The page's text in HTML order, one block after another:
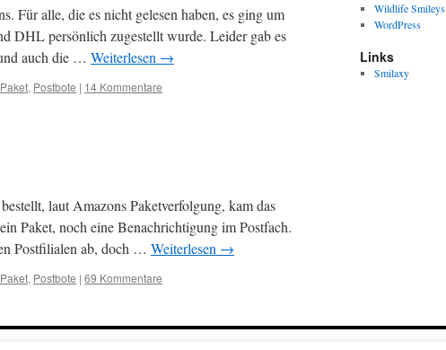
Für alle, die es nicht gelesen haben, es ging um
DHL persönlich zugestellt wurde. Leider gab es
auch die … Weiterlesen →
Paket, Postbote | 14 Kommentare
laut Amazons Paketverfolgung, kam das
Paket, noch eine Benachrichtigung im Postfach.
Postfilialen ab, doch … Weiterlesen →
Paket, Postbote | 69 Kommentare
Wildlife Smileys
WordPress
Links
Smilaxy